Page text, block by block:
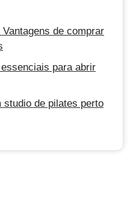
de comprar
para abrir
studio de pilates perto